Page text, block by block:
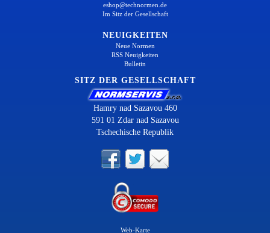
eshop@technormen.de
Im Sitz der Gesellschaft
NEUIGKEITEN
Neue Normen
RSS Neuigkeiten
Bulletin
SITZ DER GESELLSCHAFT
Hamry nad Sazavou 460
591 01 Zdar nad Sazavou
Tschechische Republik
Web-Karte